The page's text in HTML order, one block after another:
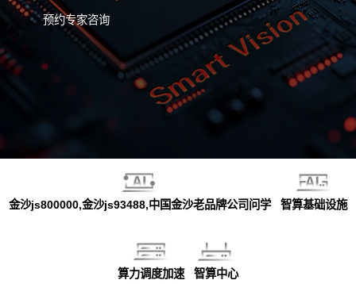
预约专家咨询
金沙js800000,金沙js93488,中国金沙老品牌公司问学 智算基础设施
算力调度加速 智算中心